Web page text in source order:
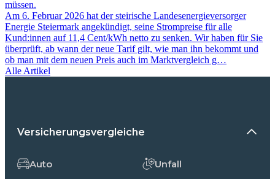
müssen.
Am 6. Februar 2026 hat der steirische Landesenergieversorger
Energie Steiermark angekündigt, seine Strompreise für alle
Kund:innen auf 11,4 Cent/kWh netto zu senken. Wir haben für Sie
überprüft, ab wann der neue Tarif gilt, wie man ihn bekommt und
ob man mit dem neuen Preis auch im Marktvergleich g…
Alle Artikel
Versicherungsvergleiche
Auto
Unfall